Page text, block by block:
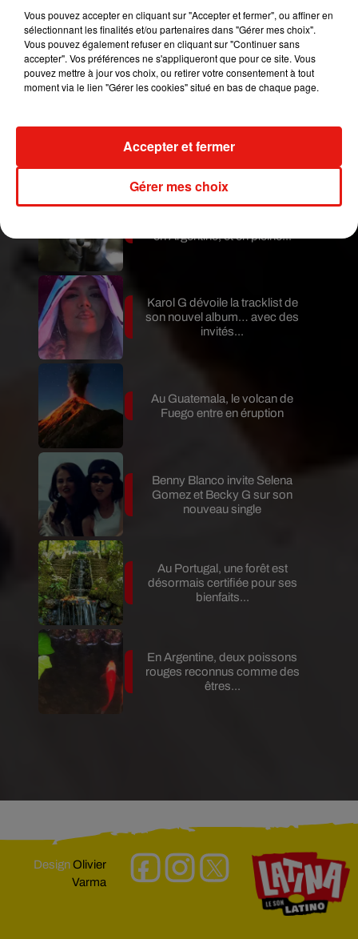
Publié : 7 novembre 2018 à 10h39 par Maud
Tambellini
beaucoup dénoncent son agissement ; à
l’inverse, le professeur a aussi reçu le soutien de
collègues. Une cagnotte a même été lancée sur le
webpour l’aider à payer ses frais de justice. Elle a
Mundo Latino
en Argentine, et en pleine...
Karol G dévoile la tracklist de
son nouvel album… avec des
invités...
Au Guatemala, le volcan de
Fuego entre en éruption
Benny Blanco invite Selena
Gomez et Becky G sur son
nouveau single
Au Portugal, une forêt est
désormais certifiée pour ses
bienfaits...
En Argentine, deux poissons
rouges reconnus comme des
êtres...
DesignOlivier
Varma
Vous pouvez accepter en cliquant sur "Accepter et fermer", ou affiner en
sélectionnant les finalités et/ou partenaires dans "Gérer mes choix".
Vous pouvez également refuser en cliquant sur "Continuer sans
accepter". Vos préférences ne s'appliqueront que pour ce site. Vous
pouvez mettre à jour vos choix, ou retirer votre consentement à tout
moment via le lien "Gérer les cookies" situé en bas de chaque page.
Gérer mes choix
Accepter et fermer